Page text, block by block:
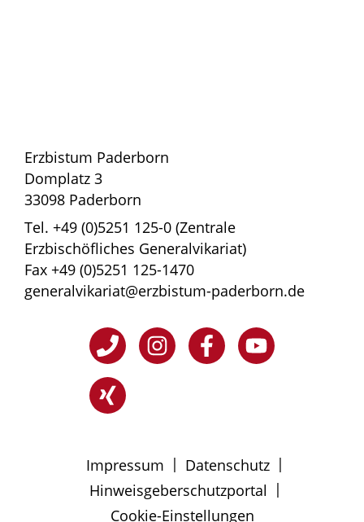
Erzbistum Paderborn
Domplatz 3
33098 Paderborn
Tel. +49 (0)5251 125-0 (Zentrale
Erzbischöfliches Generalvikariat)
Fax +49 (0)5251 125-1470
generalvikariat@erzbistum-paderborn.de
Impressum | Datenschutz |
Hinweisgeberschutzportal |
Cookie-Einstellungen